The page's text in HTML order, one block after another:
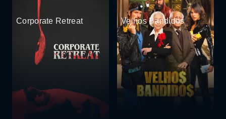
Corporate Retreat Velhos Bandidos